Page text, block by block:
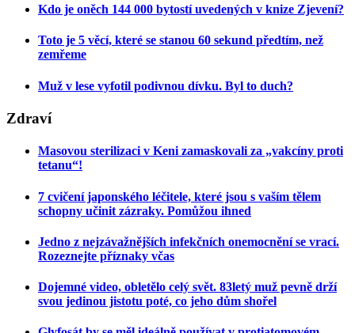
Kdo je oněch 144 000 bytostí uvedených v knize Zjevení?
Toto je 5 věcí, které se stanou 60 sekund předtím, než
zemřeme
Muž v lese vyfotil podivnou dívku. Byl to duch?
Zdraví
Masovou sterilizaci v Keni zamaskovali za „vakcíny proti
tetanu“!
7 cvičení japonského léčitele, které jsou s vaším tělem
schopny učinit zázraky. Pomůžou ihned
Jedno z nejzávažnějších infekčních onemocnění se vrací.
Rozeznejte příznaky včas
Dojemné video, obletělo celý svět. 83letý muž pevně drží
svou jedinou jistotu poté, co jeho dům shořel